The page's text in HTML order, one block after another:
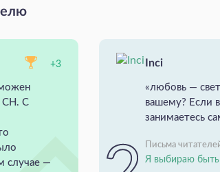
+3
СН. С
случае —
Inci
«любовь —
вашему? Если
занимаетесь
Письма
Я выбираю